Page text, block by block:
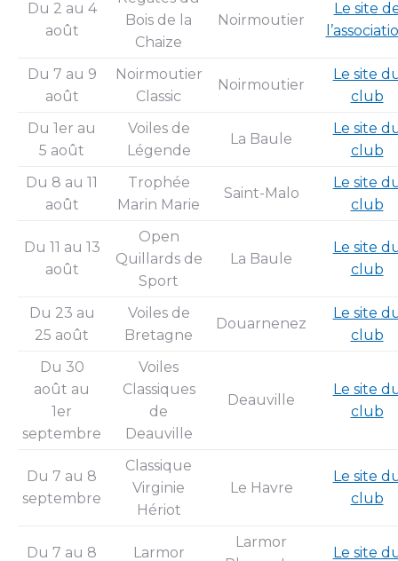
Du 2 au 4
août
Bois de la
Chaize
Noirmoutier
Le site
Du 7 au 9
août
Noirmoutier
Classic
Noirmoutier
Le site
club
Du 1er au
5 août
Voiles de
Légende
La Baule
Le site
club
Du 8 au 11
août
Trophée
Marin Marie
Saint-Malo
Le site
club
Du 11 au 13
août
Open
Quillards de
Sport
La Baule
Le site
club
Du 23 au
25 août
Voiles de
Bretagne
Douarnenez
Le site
club
Du 30
août au
1er
septembre
Voiles
Classiques
de
Deauville
Deauville
Le site
club
Du 7 au 8
septembre
Classique
Virginie
Hériot
Le Havre
Le site
club
Du 7 au 8 Larmor
Larmor
Le site